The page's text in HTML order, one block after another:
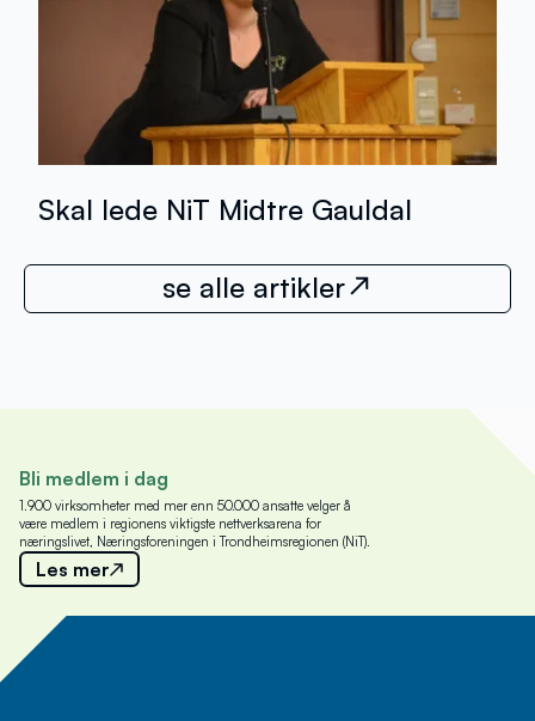
Skal lede NiT Midtre Gauldal
se alle artikler
Bli medlem i dag
1.900 virksomheter med mer enn 50.000 ansatte velger å
være medlem i regionens viktigste nettverksarena for
næringslivet, Næringsforeningen i Trondheimsregionen (NiT).
Les mer